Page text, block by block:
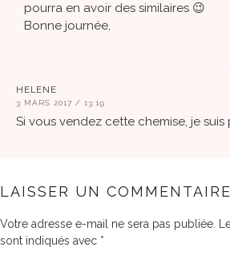
pourra en avoir des similaires 😉
Bonne journée,
HELENE
3 MARS 2017 / 13:19
Si vous vendez cette chemise, je suis
LAISSER UN COMMENTAIRE
Votre adresse e-mail ne sera pas publiée.
sont indiqués avec *